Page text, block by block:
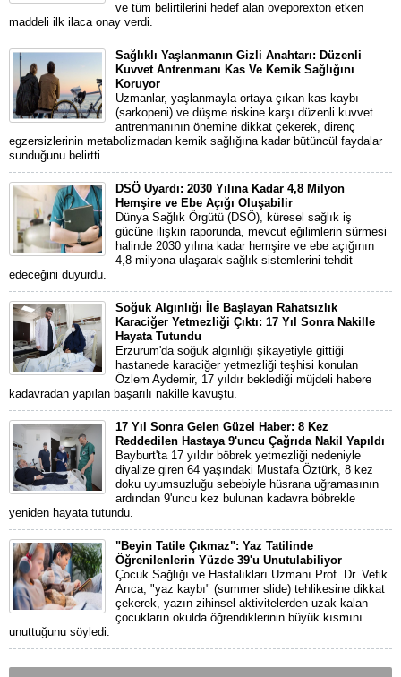
ve tüm belirtilerini hedef alan oveporexton etken
maddeli ilk ilaca onay verdi.
Sağlıklı Yaşlanmanın Gizli Anahtarı: Düzenli
Kuvvet Antrenmanı Kas Ve Kemik Sağlığını
Koruyor
Uzmanlar, yaşlanmayla ortaya çıkan kas kaybı
(sarkopeni) ve düşme riskine karşı düzenli kuvvet
antrenmanının önemine dikkat çekerek, direnç
egzersizlerinin metabolizmadan kemik sağlığına kadar bütüncül faydalar
sunduğunu belirtti.
DSÖ Uyardı: 2030 Yılına Kadar 4,8 Milyon
Hemşire ve Ebe Açığı Oluşabilir
Dünya Sağlık Örgütü (DSÖ), küresel sağlık iş
gücüne ilişkin raporunda, mevcut eğilimlerin sürmesi
halinde 2030 yılına kadar hemşire ve ebe açığının
4,8 milyona ulaşarak sağlık sistemlerini tehdit
edeceğini duyurdu.
Soğuk Algınlığı İle Başlayan Rahatsızlık
Karaciğer Yetmezliği Çıktı: 17 Yıl Sonra Nakille
Hayata Tutundu
Erzurum'da soğuk algınlığı şikayetiyle gittiği
hastanede karaciğer yetmezliği teşhisi konulan
Özlem Aydemir, 17 yıldır beklediği müjdeli habere
kadavradan yapılan başarılı nakille kavuştu.
17 Yıl Sonra Gelen Güzel Haber: 8 Kez
Reddedilen Hastaya 9'uncu Çağrıda Nakil Yapıldı
Bayburt'ta 17 yıldır böbrek yetmezliği nedeniyle
diyalize giren 64 yaşındaki Mustafa Öztürk, 8 kez
doku uyumsuzluğu sebebiyle hüsrana uğramasının
ardından 9'uncu kez bulunan kadavra böbrekle
yeniden hayata tutundu.
"Beyin Tatile Çıkmaz": Yaz Tatilinde
Öğrenilenlerin Yüzde 39'u Unutulabiliyor
Çocuk Sağlığı ve Hastalıkları Uzmanı Prof. Dr. Vefik
Arıca, "yaz kaybı" (summer slide) tehlikesine dikkat
çekerek, yazın zihinsel aktivitelerden uzak kalan
çocukların okulda öğrendiklerinin büyük kısmını
unuttuğunu söyledi.